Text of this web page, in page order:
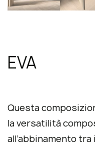
EVA
Questa
la versatilità
all’abbinamento